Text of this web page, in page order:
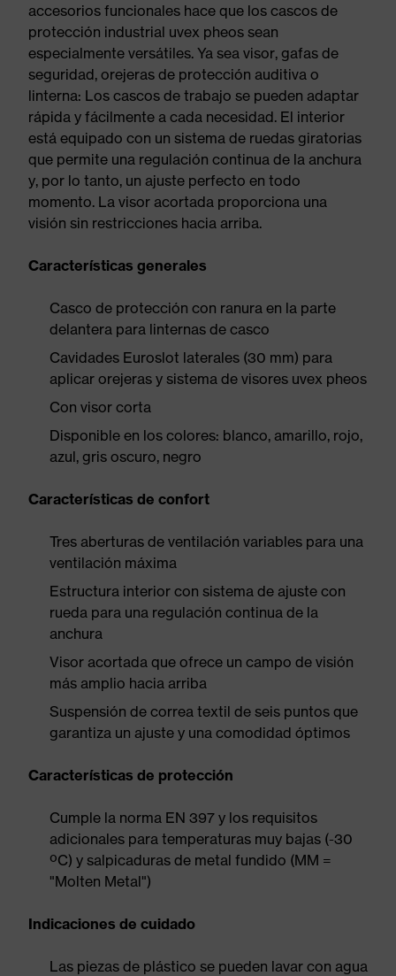
accesorios funcionales hace que los cascos de
protección industrial uvex pheos sean
especialmente versátiles. Ya sea visor, gafas de
seguridad, orejeras de protección auditiva o
linterna: Los cascos de trabajo se pueden adaptar
rápida y fácilmente a cada necesidad. El interior
está equipado con un sistema de ruedas giratorias
que permite una regulación continua de la anchura
y, por lo tanto, un ajuste perfecto en todo
momento. La visor acortada proporciona una
visión sin restricciones hacia arriba.
Características generales
Casco de protección con ranura en la parte
delantera para linternas de casco
Cavidades Euroslot laterales (30 mm) para
aplicar orejeras y sistema de visores uvex pheos
Con visor corta
Disponible en los colores: blanco, amarillo, rojo,
azul, gris oscuro, negro
Características de confort
Tres aberturas de ventilación variables para una
ventilación máxima
Estructura interior con sistema de ajuste con
rueda para una regulación continua de la
anchura
Visor acortada que ofrece un campo de visión
más amplio hacia arriba
Suspensión de correa textil de seis puntos que
garantiza un ajuste y una comodidad óptimos
Características de protección
Cumple la norma EN 397 y los requisitos
adicionales para temperaturas muy bajas (-30
ºC) y salpicaduras de metal fundido (MM =
"Molten Metal")
Indicaciones de cuidado
Las piezas de plástico se pueden lavar con agua